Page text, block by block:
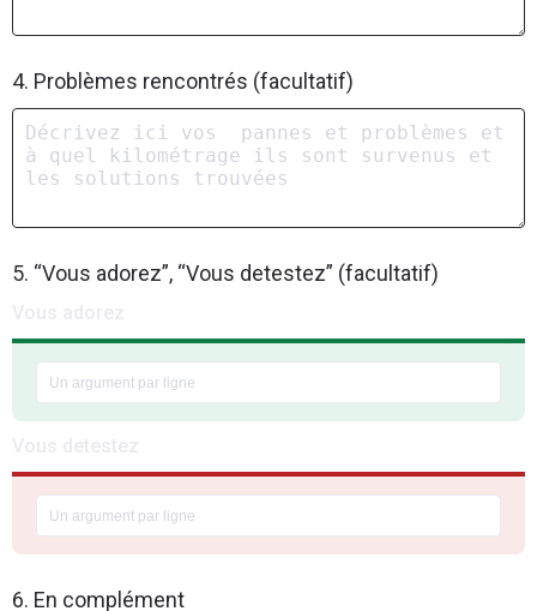
4. Problèmes rencontrés (facultatif)
5. “Vous adorez”, “Vous detestez” (facultatif)
6. En complément